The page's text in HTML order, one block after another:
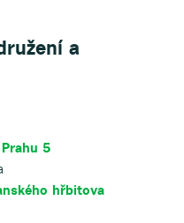
a
5
hřbitova